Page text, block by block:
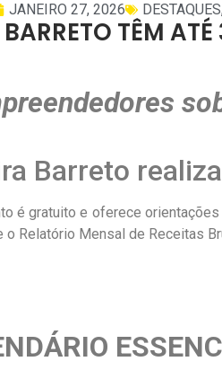
JANEIRO 27, 2026 DESTAQUES
TÊM
Barreto
é gratuito e oferece
Relatório Mensal de Receitas